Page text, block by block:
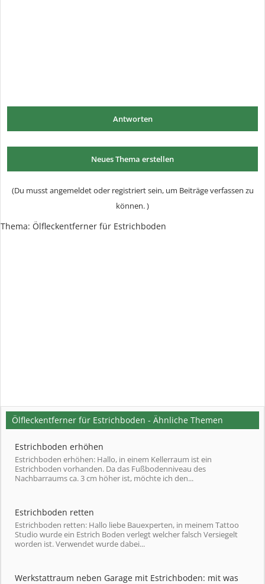
Antworten
Neues Thema erstellen
(Du musst angemeldet oder registriert sein, um Beiträge verfassen zu
können. )
Thema: Ölfleckentferner für Estrichboden
Ölfleckentferner für Estrichboden - Ähnliche Themen
Estrichboden erhöhen
Estrichboden erhöhen: Hallo, in einem Kellerraum ist ein
Estrichboden vorhanden. Da das Fußbodenniveau des
Nachbarraums ca. 3 cm höher ist, möchte ich den...
Estrichboden retten
Estrichboden retten: Hallo liebe Bauexperten, in meinem Tattoo
Studio wurde ein Estrich Boden verlegt welcher falsch Versiegelt
worden ist. Verwendet wurde dabei...
Werkstattraum neben Garage mit Estrichboden: mit was